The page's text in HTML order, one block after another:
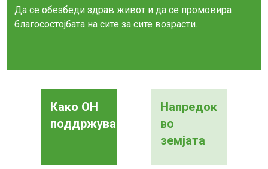
Да се обезбеди здрав живот и да се промовира
благосостојбата на сите за сите возрасти.
Како ОН
поддржува
Напредок
во
земјата